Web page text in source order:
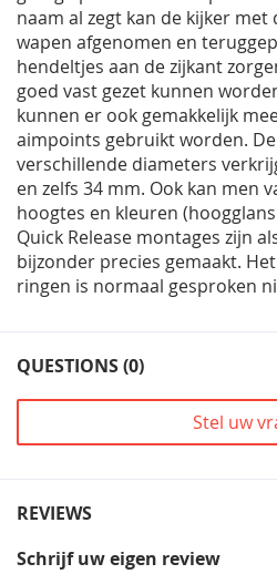
naam al zegt kan de kijker
wapen afgenomen en
hendeltjes aan de zijkant
goed vast gezet kunnen
kunnen er ook gemakkelijk
aimpoints gebruikt worden.
verschillende diameters
en zelfs 34 mm. Ook kan men
hoogtes en kleuren
Quick Release montages zijn
bijzonder precies gemaakt.
ringen is normaal gesproken
QUESTIONS (0)
Stel uw
REVIEWS
Schrijf uw eigen review